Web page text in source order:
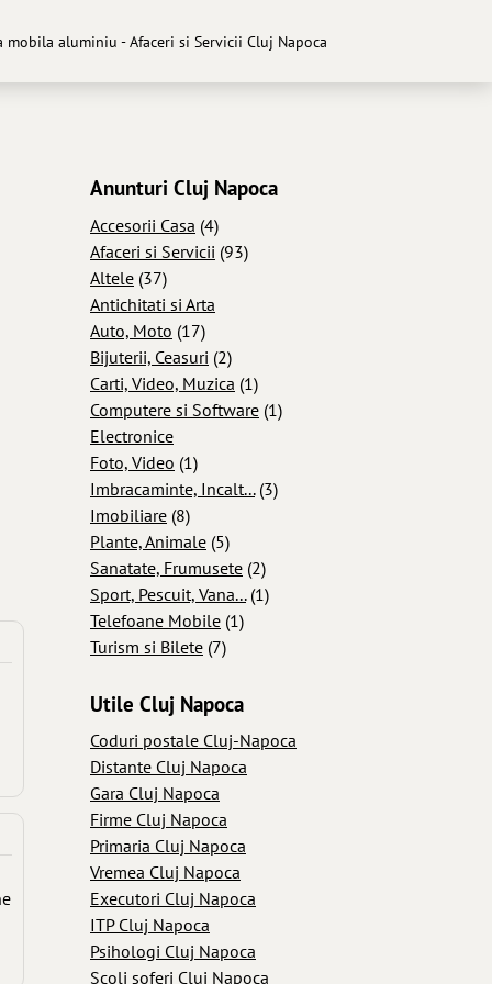
mobila aluminiu - Afaceri si Servicii Cluj Napoca
Anunturi Cluj Napoca
Accesorii Casa (4)
Afaceri si Servicii (93)
Altele (37)
Antichitati si Arta
Auto, Moto (17)
Bijuterii, Ceasuri (2)
Carti, Video, Muzica (1)
Computere si Software (1)
Electronice
Foto, Video (1)
Imbracaminte, Incalt... (3)
Imobiliare (8)
Plante, Animale (5)
Sanatate, Frumusete (2)
Sport, Pescuit, Vana... (1)
Telefoane Mobile (1)
Turism si Bilete (7)
Utile Cluj Napoca
Coduri postale Cluj-Napoca
Distante Cluj Napoca
Gara Cluj Napoca
Firme Cluj Napoca
Primaria Cluj Napoca
Vremea Cluj Napoca
Executori Cluj Napoca
ITP Cluj Napoca
Psihologi Cluj Napoca
Scoli soferi Cluj Napoca